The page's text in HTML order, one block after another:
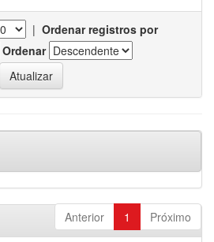
| Ordenar registros por
Ordenar
Anterior 1 Próximo